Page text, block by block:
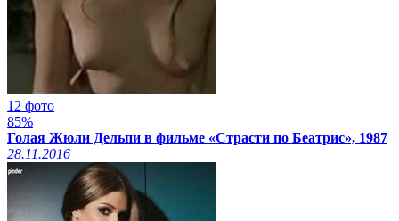
12 фото
85%
Голая Жюли Дельпи в фильме «Страсти по Беатрис», 1987
28.11.2016